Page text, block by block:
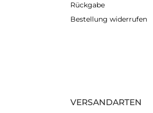
Rückgabe
Bestellung widerrufen
VERSANDARTEN